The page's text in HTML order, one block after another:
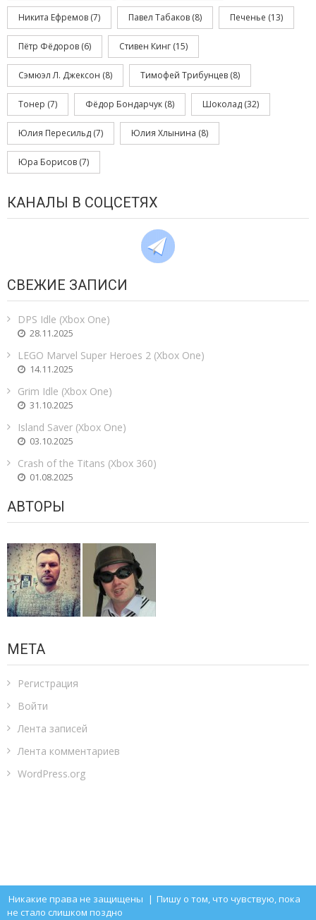
Никита Ефремов (7) Павел Табаков (8) Печенье (13)
Пётр Фёдоров (6) Стивен Кинг (15)
Сэмюэл Л. Джексон (8) Тимофей Трибунцев (8)
Тонер (7) Фёдор Бондарчук (8) Шоколад (32)
Юлия Пересильд (7) Юлия Хлынина (8)
Юра Борисов (7)
КАНАЛЫ В СОЦСЕТЯХ
СВЕЖИЕ ЗАПИСИ
DPS Idle (Xbox One)
28.11.2025
LEGO Marvel Super Heroes 2 (Xbox One)
14.11.2025
Grim Idle (Xbox One)
31.10.2025
Island Saver (Xbox One)
03.10.2025
Crash of the Titans (Xbox 360)
01.08.2025
АВТОРЫ
МЕТА
Регистрация
Войти
Лента записей
Лента комментариев
WordPress.org
Никакие права не защищены | Пишу о том, что чувствую, пока
не стало слишком поздно